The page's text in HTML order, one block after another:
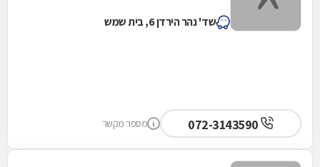
שד' נהר הירדן 6, בית שמש
מספר מקשר